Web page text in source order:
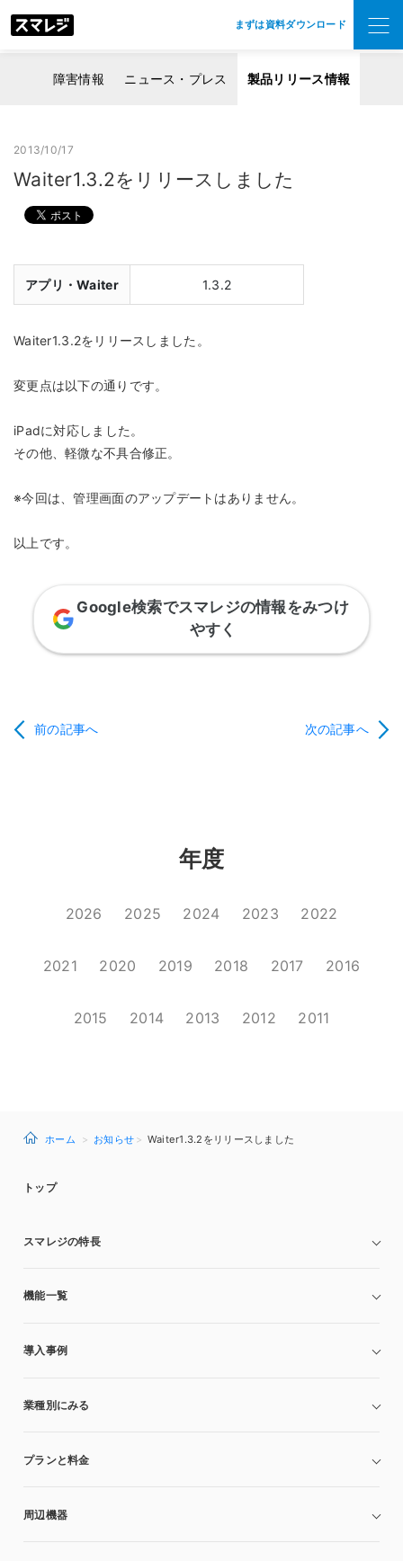
まずは資料ダウンロード
障害情報 ニュース・プレス 製品リリース情報
2013/10/17
Waiter1.3.2をリリースしました
アプリ・Waiter 1.3.2
Waiter1.3.2をリリースしました。
変更点は以下の通りです。
iPadに対応しました。
その他、軽微な不具合修正。
※今回は、管理画面のアップデートはありません。
以上です。
Google検索でスマレジの情報をみつけ
やすく
前の記事へ 次の記事へ
年度
2026 2025 2024 2023 2022
2021 2020 2019 2018 2017 2016
2015 2014 2013 2012 2011
ホーム お知らせ Waiter1.3.2をリリースしました
トップ
スマレジの特長
機能一覧
導入事例
業種別にみる
プランと料金
周辺機器